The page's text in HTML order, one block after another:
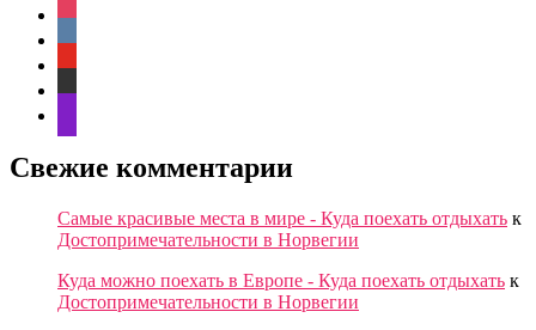
Свежие комментарии
Cамые красивые места в мире - Куда поехать отдыхать к
Достопримечательности в Норвегии
Куда можно поехать в Европе - Куда поехать отдыхать к
Достопримечательности в Норвегии